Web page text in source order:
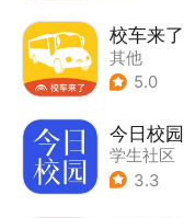
校车来了
其他
5.0
今日校园
学生社区
3.3